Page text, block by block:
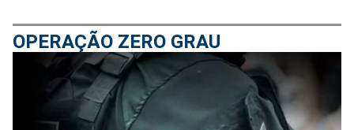
OPERAÇÃO ZERO GRAU